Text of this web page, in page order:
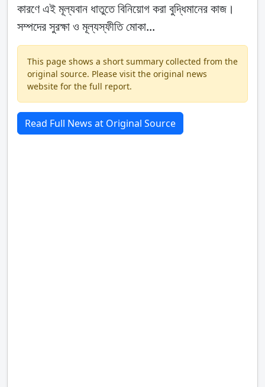
কারণে এই মূল্যবান ধাতুতে বিনিয়োগ করা বুদ্ধিমানের কাজ।
সম্পদের সুরক্ষা ও মূল্যস্ফীতি মোকা...
This page shows a short summary collected from the
original source. Please visit the original news
website for the full report.
Read Full News at Original Source